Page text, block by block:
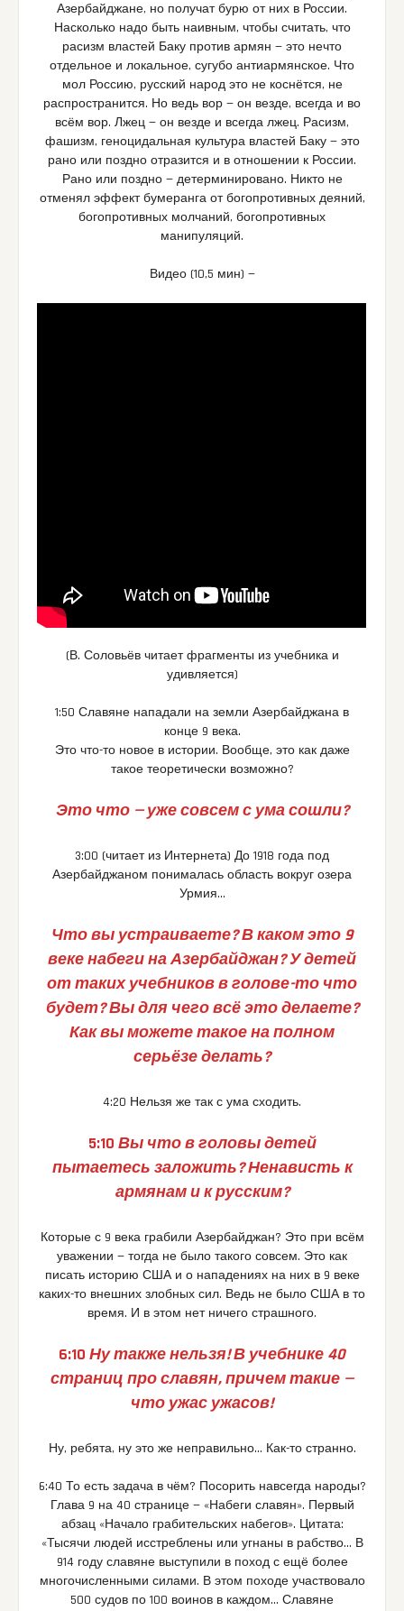
Азербайджане, но получат бурю от них в России.
Насколько надо быть наивным, чтобы считать, что
расизм властей Баку против армян — это нечто
отдельное и локальное, сугубо антиармянское. Что
мол Россию, русский народ это не коснётся, не
распространится. Но ведь вор — он везде, всегда и во
всём вор. Лжец — он везде и всегда лжец. Расизм,
фашизм, геноцидальная культура властей Баку — это
рано или поздно отразится и в отношении к России.
Рано или поздно — детерминировано. Никто не
отменял эффект бумеранга от богопротивных деяний,
богопротивных молчаний, богопротивных
манипуляций.
Видео (10,5 мин) —
(В. Соловьёв читает фрагменты из учебника и
удивляется)
1:50 Славяне нападали на земли Азербайджана в
конце 9 века.
Это что-то новое в истории. Вообще, это как даже
такое теоретически возможно?
Это что — уже совсем с ума сошли?
3:00 (читает из Интернета) До 1918 года под
Азербайджаном понималась область вокруг озера
Урмия…
Что вы устраиваете? В каком это 9
веке набеги на Азербайджан? У детей
от таких учебников в голове-то что
будет? Вы для чего всё это делаете?
Как вы можете такое на полном
серьёзе делать?
4:20 Нельзя же так с ума сходить.
5:10 Вы что в головы детей
пытаетесь заложить? Ненависть к
армянам и к русским?
Которые с 9 века грабили Азербайджан? Это при всём
уважении — тогда не было такого совсем. Это как
писать историю США и о нападениях на них в 9 веке
каких-то внешних злобных сил. Ведь не было США в то
время. И в этом нет ничего страшного.
6:10 Ну также нельзя! В учебнике 40
страниц про славян, причем такие —
что ужас ужасов!
Ну, ребята, ну это же неправильно… Как-то странно.
6:40 То есть задача в чём? Посорить навсегда народы?
Глава 9 на 40 странице — «Набеги славян». Первый
абзац «Начало грабительских набегов». Цитата:
«Тысячи людей исстреблены или угнаны в рабство… В
914 году славяне выступили в поход с ещё более
многочисленными силами. В этом походе участвовало
500 судов по 100 воинов в каждом… Славяне